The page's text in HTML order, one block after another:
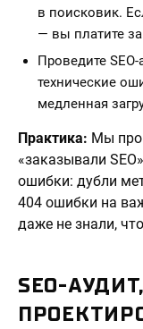
в поисковик.
— вы платите
Проведите
технические
медленная
Практика: Мы
«заказывали
ошибки: дубли
404 ошибки на
даже не знали,
SEO-